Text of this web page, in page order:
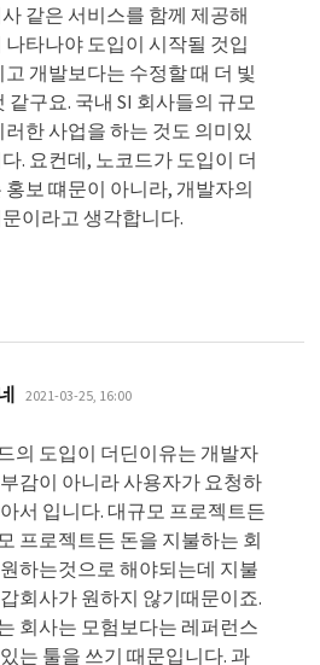
같은 서비스를 함께 제공해
나타나야 도입이 시작될 것입
고 개발보다는 수정할 때 더 빛
같구요. 국내 SI 회사들의 규모
러한 사업을 하는 것도 의미있
. 요컨데, 노코드가 도입이 더
홍보 떄문이 아니라, 개발자의
이라고 생각합니다.
댓
글:
2021-03-25, 16:00
의 도입이 더딘이유는 개발자
감이 아니라 사용자가 요청하
서 입니다. 대규모 프로젝트든
프로젝트든 돈을 지불하는 회
하는것으로 해야되는데 지불
회사가 원하지 않기때문이죠.
회사는 모험보다는 레퍼런스
는 툴을 쓰기 때문입니다. 과